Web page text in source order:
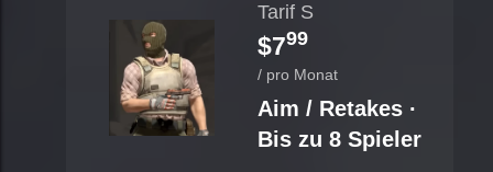
Tarif S
$799
/ pro Monat
Aim / Retakes ·
Bis zu 8 Spieler